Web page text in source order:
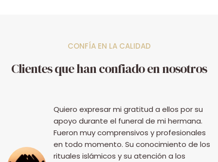
CONFÍA EN LA CALIDAD
Clientes que han confiado en nosotros
Quiero expresar mi gratitud a ellos por su
apoyo durante el funeral de mi hermana.
Fueron muy comprensivos y profesionales
en todo momento. Su conocimiento de los
rituales islámicos y su atención a los